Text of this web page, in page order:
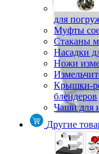
для
Муфты
Стаканы
Насадки
Ножи
Крышки-
блендеров
Чаши для
Другие